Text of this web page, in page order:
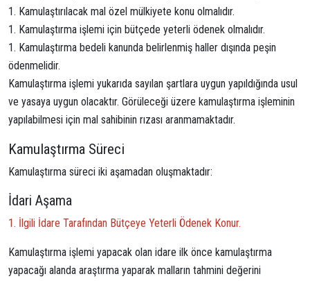
Kamulaştırılacak mal özel mülkiyete konu olmalıdır.
Kamulaştırma işlemi için bütçede yeterli ödenek olmalıdır.
Kamulaştırma bedeli kanunda belirlenmiş haller dışında peşin
ödenmelidir.
Kamulaştırma işlemi yukarıda sayılan şartlara uygun yapıldığında usul
ve yasaya uygun olacaktır. Görüleceği üzere kamulaştırma işleminin
yapılabilmesi için mal sahibinin rızası aranmamaktadır.
Kamulaştırma Süreci
Kamulaştırma süreci iki aşamadan oluşmaktadır:
İdari Aşama
1. İlgili İdare Tarafından Bütçeye Yeterli Ödenek Konur.
Kamulaştırma işlemi yapacak olan idare ilk önce kamulaştırma
yapacağı alanda araştırma yaparak malların tahmini değerini